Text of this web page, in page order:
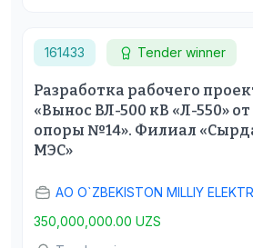
161433 Tender winner
Разработка рабочего
«Вынос ВЛ-500 кВ «Л-550»
опоры №14». Филиал
МЭС»
АО O`ZBEKISTON MILLIY
350,000,000.00 UZS